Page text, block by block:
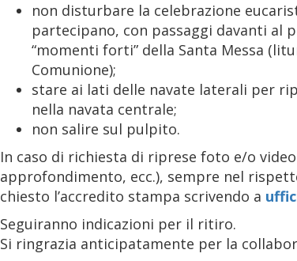
non disturbare la celebrazione
partecipano, con passaggi davanti
“momenti forti” della Santa Messa
Comunione);
stare ai lati delle navate laterali per
nella navata centrale;
non salire sul pulpito.
In caso di richiesta di riprese foto e/o
approfondimento, ecc.), sempre nel
chiesto l’accredito stampa scrivendo a
Seguiranno indicazioni per il ritiro.
Si ringrazia anticipatamente per la